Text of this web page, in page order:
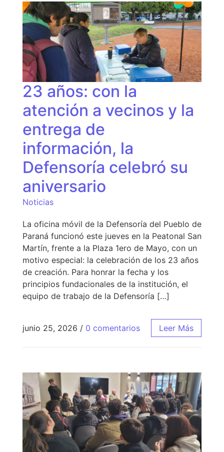
23 años: con la
atención a vecinos y la
entrega de
información, la
Defensoría celebró su
aniversario
Noticias
La oficina móvil de la Defensoría del Pueblo de
Paraná funcionó este jueves en la Peatonal San
Martín, frente a la Plaza 1ero de Mayo, con un
motivo especial: la celebración de los 23 años
de creación. Para honrar la fecha y los
principios fundacionales de la institución, el
equipo de trabajo de la Defensoría […]
junio 25, 2026 / 0 comentarios Leer Más